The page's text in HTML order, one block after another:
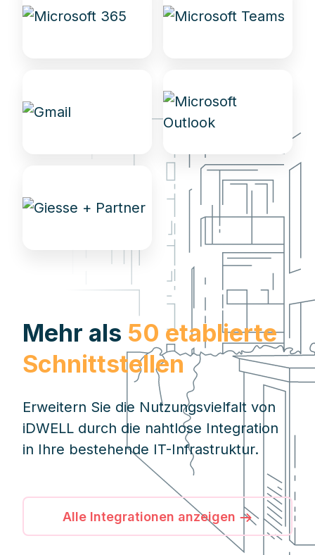
Mehr als 50 etablierte
Schnittstellen
Erweitern Sie die Nutzungsvielfalt von
iDWELL durch die nahtlose Integration
in Ihre bestehende IT-Infrastruktur.
Alle Integrationen anzeigen